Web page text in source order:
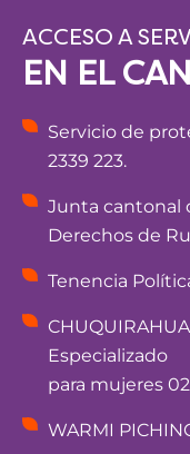
ACCESO A
EN EL
Servicio de
2339 223.
Junta cantonal
Derechos de
Tenencia
Especializado
para mujeres 02
WARMI